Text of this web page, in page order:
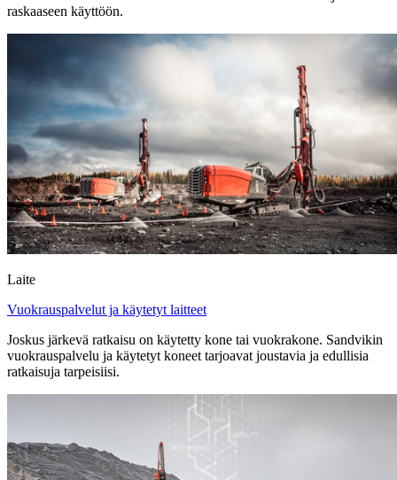
raskaaseen käyttöön.
Laite
Vuokrauspalvelut ja käytetyt laitteet
Joskus järkevä ratkaisu on käytetty kone tai vuokrakone. Sandvikin
vuokrauspalvelu ja käytetyt koneet tarjoavat joustavia ja edullisia
ratkaisuja tarpeisiisi.